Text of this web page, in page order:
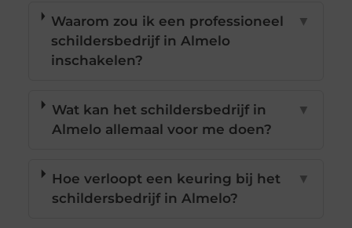
Waarom zou ik een professioneel
schildersbedrijf in Almelo
inschakelen?
▼
Wat kan het schildersbedrijf in
Almelo allemaal voor me doen?
▼
Hoe verloopt een keuring bij het
schildersbedrijf in Almelo?
▼